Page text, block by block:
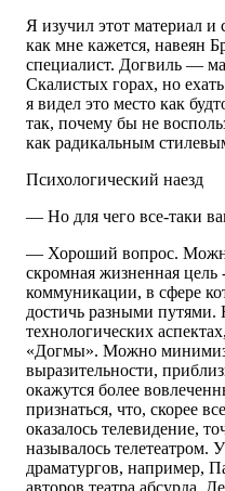
Я изучил этот материал и
как мне кажется, навеян
специалист. Догвиль —
Скалистых горах, но
я видел это место как
так, почему бы не
как радикальным
Психологический наезд
— Но для чего все-таки
— Хороший вопрос.
скромная жизненная цель
коммуникации, в сфере
достичь разными путями.
технологических
«Догмы». Можно
выразительности,
окажутся более
признаться, что, скорее
оказалось телевидение,
называлось телетеатром.
драматургов, например,